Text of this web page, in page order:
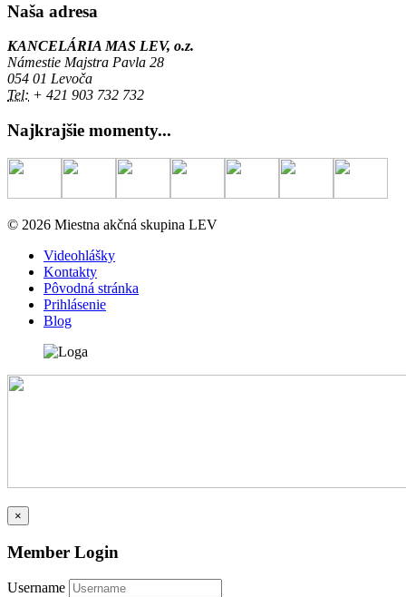
Naša adresa
KANCELÁRIA MAS LEV, o.z.
Námestie Majstra Pavla 28
054 01 Levoča
Tel: + 421 903 732 732
Najkrajšie momenty...
© 2026 Miestna akčná skupina LEV
Videohlášky
Kontakty
Pôvodná stránka
Prihlásenie
Blog
×
Member Login
Username